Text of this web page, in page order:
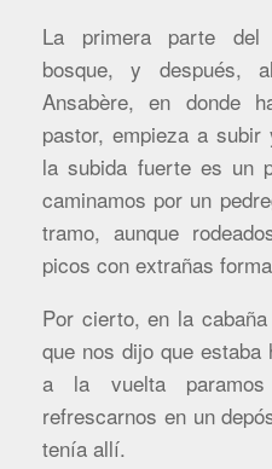
La primera parte del
bosque, y después,
Ansabère, en donde
pastor, empieza a
la subida fuerte es un
caminamos por un
tramo, aunque
picos con extrañas
Por cierto, en la
que nos dijo que
a la vuelta
refrescarnos en un
tenía allí.